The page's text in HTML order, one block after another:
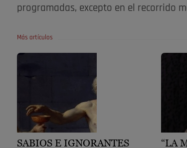
programadas, excepto en el recorrido
Más artículos
SABIOS E IGNORANTES
“LA